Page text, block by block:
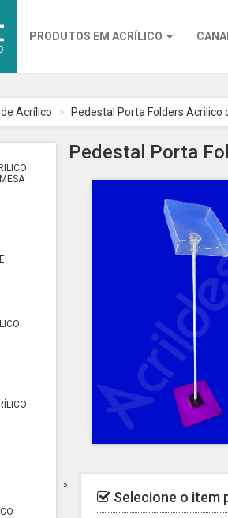
PRODUTOS EM ACRÍLICO
Acrílico Pedestal Porta Folders Acrilico
Pedestal Porta
Selecione o item